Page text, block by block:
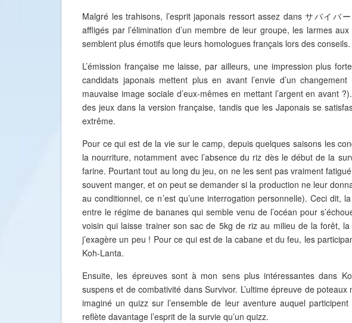
Malgré les trahisons, l’esprit japonais ressort assez dans サバイバ
affligés par l’élimination d’un membre de leur groupe, les larmes
semblent plus émotifs que leurs homologues français lors des conseils.
L’émission française me laisse, par ailleurs, une impression plus
candidats japonais mettent plus en avant l’envie d’un
mauvaise image sociale d’eux-mêmes en mettant l’argent en avant
des jeux dans la version française, tandis que les Japonais se
extrême.
Pour ce qui est de la vie sur le camp, depuis quelques saisons les
la nourriture, notamment avec l’absence du riz dès le début de la
farine. Pourtant tout au long du jeu, on ne les sent pas vraiment
souvent manger, et on peut se demander si la production ne leur
au conditionnel, ce n’est qu’une interrogation personnelle). Ceci dit,
entre le régime de bananes qui semble venu de l’océan pour
voisin qui laisse trainer son sac de 5kg de riz au milieu de la forêt,
j’exagère un peu ! Pour ce qui est de la cabane et du feu, les
Koh-Lanta.
Ensuite, les épreuves sont à mon sens plus intéressantes dans
suspens et de combativité dans Survivor. L’ultime épreuve de
imaginé un quizz sur l’ensemble de leur aventure auquel
reflète davantage l’esprit de la survie qu’un quizz.